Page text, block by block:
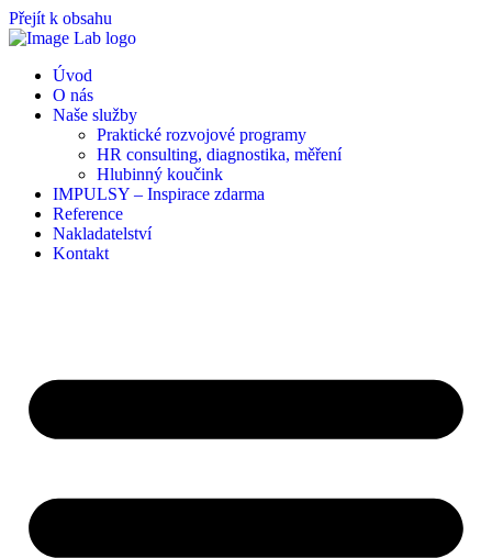
Přejít k obsahu
Úvod
O nás
Naše služby
Praktické rozvojové programy
HR consulting, diagnostika, měření
Hlubinný koučink
IMPULSY – Inspirace zdarma
Reference
Nakladatelství
Kontakt